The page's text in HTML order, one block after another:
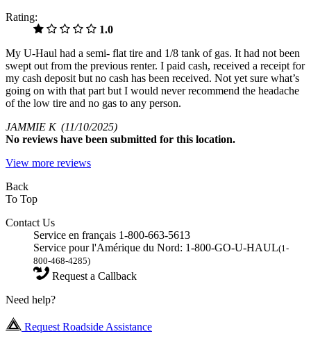
Rating:
1.0
My U-Haul had a semi- flat tire and 1/8 tank of gas. It had not been
swept out from the previous renter. I paid cash, received a receipt for
my cash deposit but no cash has been received. Not yet sure what’s
going on with that part but I would never recommend the headache
of the low tire and no gas to any person.
JAMMIE K (11/10/2025)
No reviews have been submitted for this location.
View more reviews
Back
To Top
Contact Us
Service en français 1-800-663-5613
Service pour l'Amérique du Nord: 1-800-GO-U-HAUL(1-
800-468-4285)
Request a Callback
Need help?
Request Roadside Assistance